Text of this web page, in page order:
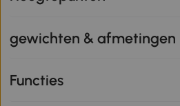
gewichten & afmetingen
Functies